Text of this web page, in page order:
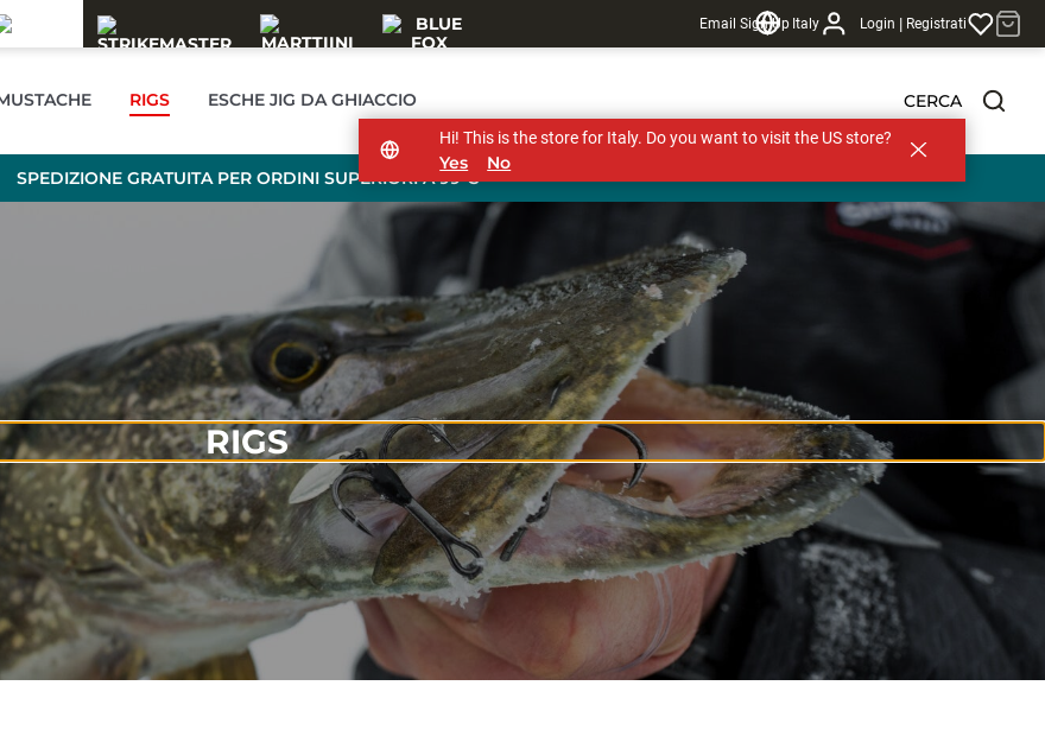
Email Sign Up Italy Login | Registrati
RIGS ESCHE JIG DA GHIACCIO CERCA
SPEDIZIONE GRATUITA PER ORDINI SUPERIORI A 99 €
RIGS
Hi! This is the store for Italy. Do you want to visit the US store?
Yes No